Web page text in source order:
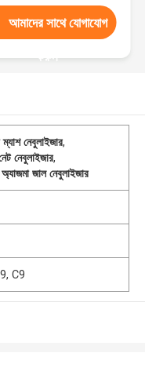
আমাদের সাথে যোগাযোগ
করুন
নেবুলাইজার,
নেবুলাইজার,
জাল নেবুলাইজার
C9